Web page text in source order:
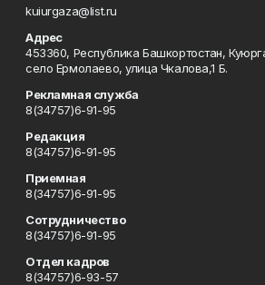
kuiurgaza@list.ru
Адрес
453360, Республика Башкортостан,
село Ермолаево, улица Чкалова,1 Б.
Рекламная служба
8(34757)6-91-95
Редакция
8(34757)6-91-95
Приемная
8(34757)6-91-95
Сотрудничество
8(34757)6-91-95
Отдел кадров
8(34757)6-93-57